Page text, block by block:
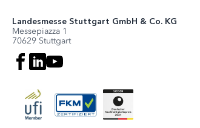
Landesmesse Stuttgart GmbH & Co. KG
Messepiazza 1
70629 Stuttgart